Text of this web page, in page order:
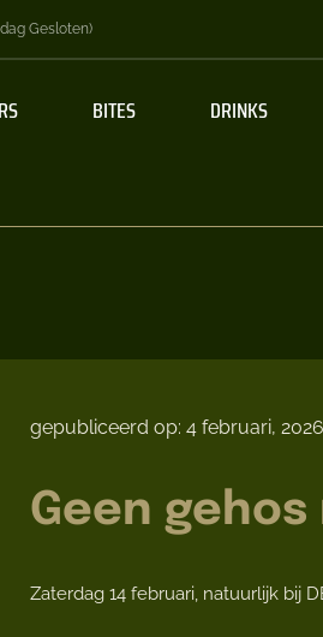
Gesloten)
BITES DRINKS
gepubliceerd op: 4 februari, 2026
Geen
Zaterdag 14 februari, natuurlijk bij